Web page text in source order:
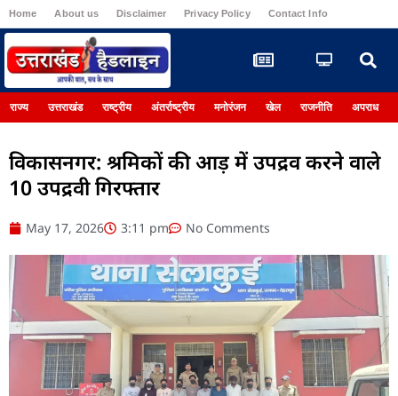
Home About us Disclaimer Privacy Policy Contact Info
राज्य उत्तराखंड राष्ट्रीय अंतर्राष्ट्रीय मनोरंजन खेल राजनीति अपराध
विकासनगर: श्रमिकों की आड़ में उपद्रव करने वाले
10 उपद्रवी गिरफ्तार
May 17, 2026 3:11 pm No Comments